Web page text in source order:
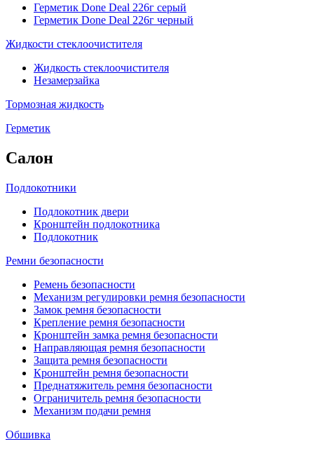
Герметик Done Deal 226г серый
Герметик Done Deal 226г черный
Жидкости стеклоочистителя
Жидкость стеклоочистителя
Незамерзайка
Тормозная жидкость
Герметик
Салон
Подлокотники
Подлокотник двери
Кронштейн подлокотника
Подлокотник
Ремни безопасности
Ремень безопасности
Механизм регулировки ремня безопасности
Замок ремня безопасности
Крепление ремня безопасности
Кронштейн замка ремня безопасности
Направляющая ремня безопасности
Защита ремня безопасности
Кронштейн ремня безопасности
Преднатяжитель ремня безопасности
Ограничитель ремня безопасности
Механизм подачи ремня
Обшивка